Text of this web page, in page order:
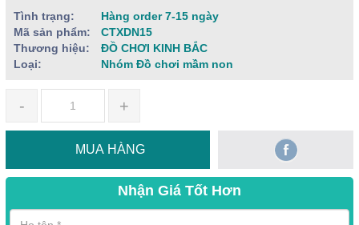
Tình trạng:
Hàng order 7-15 ngày
Mã sản phẩm:
CTXDN15
Thương hiệu:
ĐỒ CHƠI KINH BẮC
Loại:
Nhóm Đồ chơi mầm non
- +
MUA HÀNG
Nhận Giá Tốt Hơn